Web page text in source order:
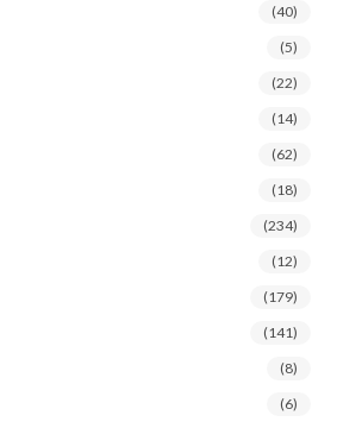
(40)
(5)
(22)
(14)
(62)
(18)
(234)
(12)
(179)
(141)
(8)
(6)